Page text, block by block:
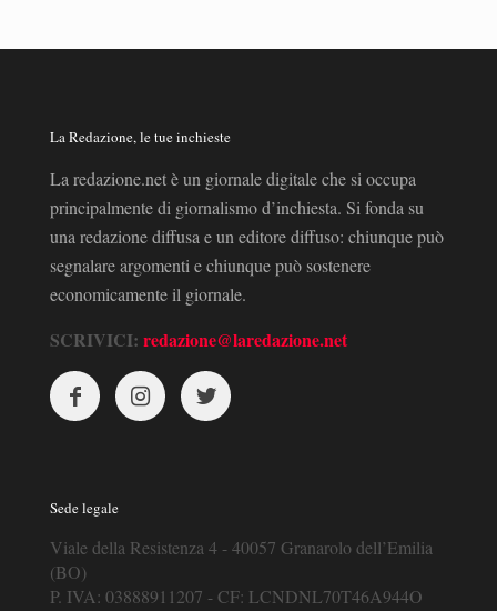
La Redazione, le tue inchieste
La redazione.net è un giornale digitale che si occupa
principalmente di giornalismo d’inchiesta. Si fonda su
una redazione diffusa e un editore diffuso: chiunque può
segnalare argomenti e chiunque può sostenere
economicamente il giornale.
SCRIVICI: redazione@laredazione.net
Sede legale
Viale della Resistenza 4 - 40057 Granarolo dell’Emilia
(BO)
P. IVA: 03888911207 - CF: LCNDNL70T46A944O